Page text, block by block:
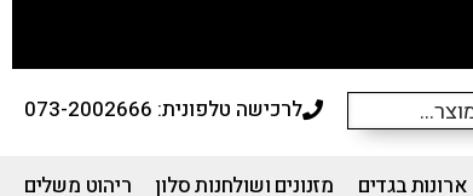
לרכישה טלפונית: 073-2002666
ארונות בגדים מזנונים ושולחנות סלון ריהוט משלים